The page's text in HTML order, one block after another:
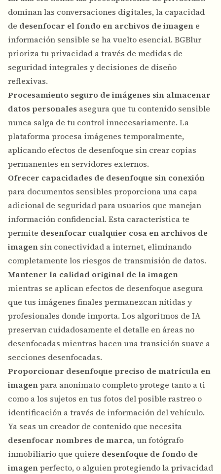
dominan las conversaciones digitales, la capacidad
de desenfocar el fondo en archivos de imagen e
información sensible se ha vuelto esencial. BGBlur
prioriza tu privacidad a través de medidas de
seguridad integrales y decisiones de diseño
reflexivas.
Procesamiento seguro de imágenes sin almacenar
datos personales asegura que tu contenido sensible
nunca salga de tu control innecesariamente. La
plataforma procesa imágenes temporalmente,
aplicando efectos de desenfoque sin crear copias
permanentes en servidores externos.
Ofrecer capacidades de desenfoque sin conexión
para documentos sensibles proporciona una capa
adicional de seguridad para usuarios que manejan
información confidencial. Esta característica te
permite desenfocar cualquier cosa en archivos de
imagen sin conectividad a internet, eliminando
completamente los riesgos de transmisión de datos.
Mantener la calidad original de la imagen
mientras se aplican efectos de desenfoque asegura
que tus imágenes finales permanezcan nítidas y
profesionales donde importa. Los algoritmos de IA
preservan cuidadosamente el detalle en áreas no
desenfocadas mientras hacen una transición suave a
secciones desenfocadas.
Proporcionar desenfoque preciso de matrícula en
imagenpara anonimato completo protege tanto a ti
como a los sujetos en tus fotos del posible rastreo o
identificación a través de información del vehículo.
Ya seas un creador de contenido que necesita
desenfocar nombres de marca, un fotógrafo
inmobiliario que quiere desenfoque de fondo de
imagenperfecto, o alguien protegiendo la privacidad